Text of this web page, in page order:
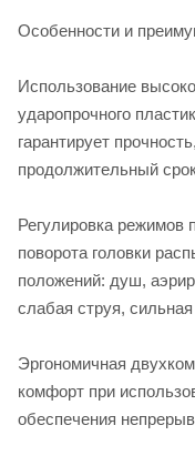
Особенности и
Использование
ударопрочного
гарантирует
продолжительный
Регулировка режимов
поворота головки
положений: душ,
слабая струя,
Эргономичная
комфорт при
обеспечения